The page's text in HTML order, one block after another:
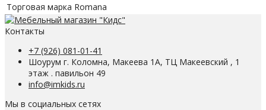
Торговая марка Romana
Контакты
+7 (926) 081-01-41
Шоурум г. Коломна, Макеева 1А, ТЦ Макеевский , 1
этаж . павильон 49
info@imkids.ru
Мы в социальных сетях